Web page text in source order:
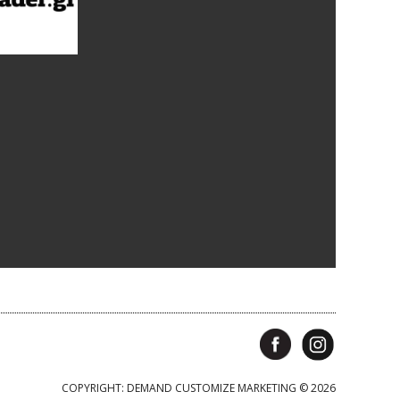
COPYRIGHT: DEMAND CUSTOMIZE MARKETING © 2026